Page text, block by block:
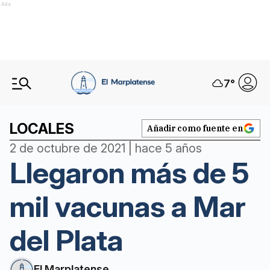
Ads
7°
LOCALES Añadir como fuente en
2 de octubre de 2021 | hace 5 años
Llegaron más de 5
mil vacunas a Mar
del Plata